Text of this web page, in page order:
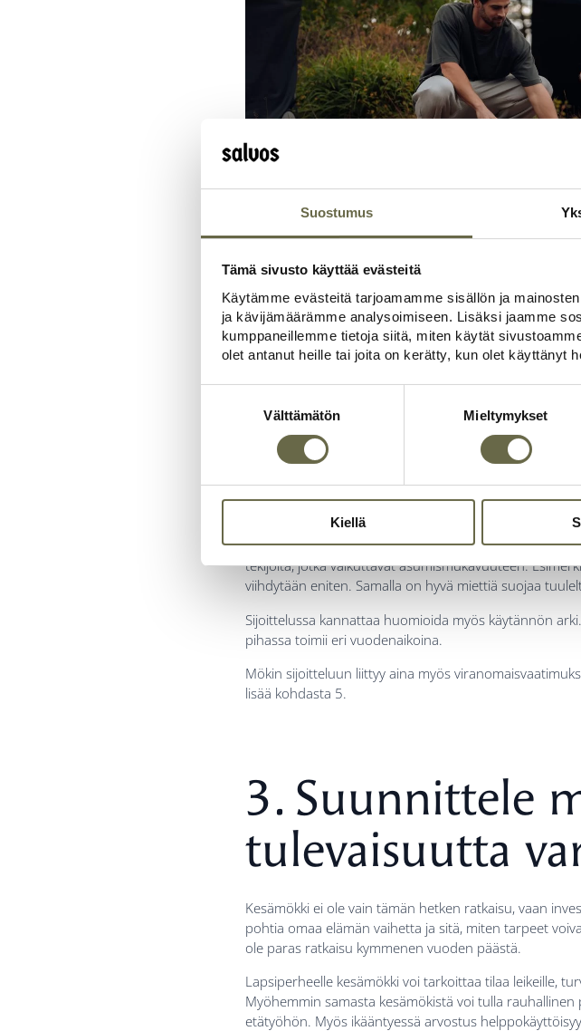
Suostumus
Tämä sivusto käyttää evästeitä
Käytämme evästeitä tarjoamamme sisällön ja
ja kävijämäärämme analysoimiseen. Lisäksi jaamme
kumppaneillemme tietoja siitä, miten käytät
olet antanut heille tai joita on kerätty, kun olet käyttänyt
Välttämätön Mieltymykset
Kiellä
Tontin ominaisuudet vaikuttavat merkittävästi siihen,
2. Mökin
Kesämökki kannattaa sijoittaa niin, että tontin parhaat
tekijöitä, jotka vaikuttavat asumismukavuuteen.
viihdytään eniten. Samalla on hyvä miettiä suojaa
Sijoittelussa kannattaa huomioida myös käytännön
pihassa toimii eri vuodenaikoina.
Mökin sijoitteluun liittyy aina myös
lisää kohdasta 5.
3. Suunnittele
tulevaisuutta
Kesämökki ei ole vain tämän hetken ratkaisu, vaan
pohtia omaa elämän vaihetta ja sitä, miten tarpeet
ole paras ratkaisu kymmenen vuoden päästä.
Lapsiperheelle kesämökki voi tarkoittaa tilaa leikeille,
Myöhemmin samasta kesämökistä voi tulla
etätyöhön. Myös ikääntyessä arvostus